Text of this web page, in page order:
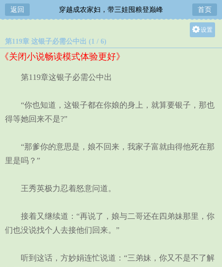
返回 穿越成农家妇，带三娃囤粮登巅峰 首页
设置
第119章 这银子必需公中出 (1 / 6)
《关闭小说畅读模式体验更好》
第119章这银子必需公中出
“你也知道，这银子都在你娘的身上，就算要银子，那也
得等她回来不是?”
“那爹你的意思是，娘不回来，我家子富就由得他死在那
里是吗？”
王秀英极力忍着怒意问道。
接着又继续道：“再说了，娘与二哥还在四弟妹那里，你
们也没说找个人去接他们回来。”
听到这话，方妙娟连忙说道：“三弟妹，你又不是不了解